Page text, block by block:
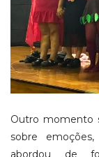
Outro momento
sobre
abordou de